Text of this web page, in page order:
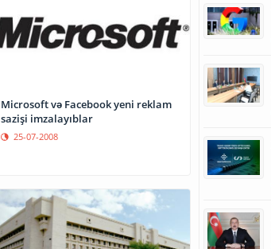
Microsoft və Facebook yeni reklam
sazişi imzalayıblar
25-07-2008